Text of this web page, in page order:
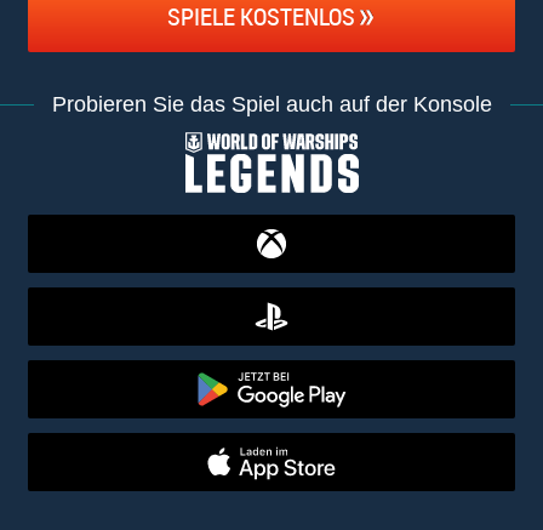
SPIELE KOSTENLOS
Probieren Sie das Spiel auch auf der Konsole